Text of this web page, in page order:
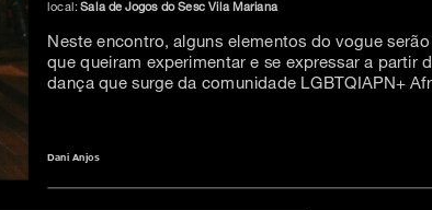
local:Sala de Jogos do Sesc Vila Mariana
Neste encontro, alguns elementos do vogue
que queiram experimentar e se expressar a partir
dança que surge da comunidade LGBTQIAPN+
Dani Anjos